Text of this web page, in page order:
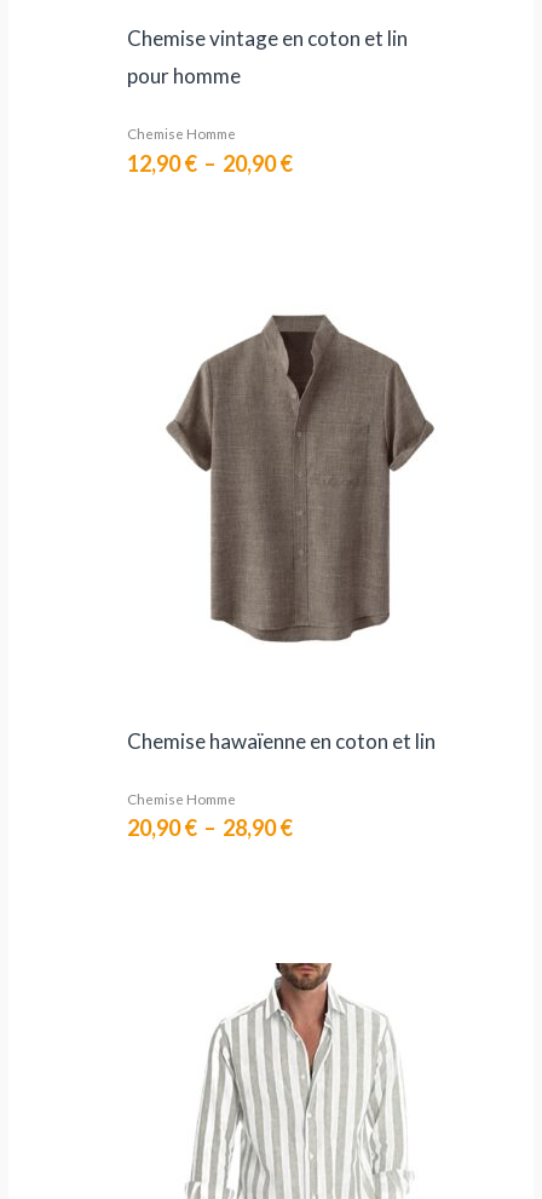
Chemise vintage en coton et lin
pour homme
Chemise Homme
12,90€ – 20,90€
Chemise hawaïenne en coton et lin
Chemise Homme
20,90€ – 28,90€
prix :
20,90 €
à
28,90 €
de
prix :
23,90 €
à
32,90 €